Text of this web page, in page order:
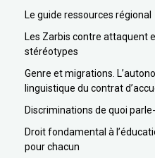
Le guide ressources régional
Les Zarbis contre attaquent
stéréotypes
Genre et migrations.
linguistique du contrat
Discriminations de quoi
Droit fondamental à
pour chacun